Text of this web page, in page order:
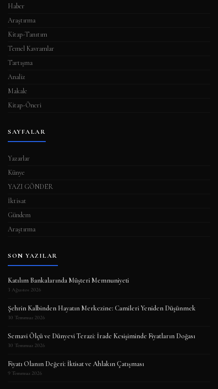
Haber
Araştırma
Kitap-Tanıtım
Temel Kavramlar
Tartışma
Analiz
Makale
Kitap-Öneri
SAYFALAR
Yazarlar
Künye
YAZI GÖNDER
İktisat
Gündem
Araştırma
SON YAZILAR
Katılım Bankalarında Müşteri Memnuniyeti
3 Ağustos 2026
Şehrin Kalbinden Hayatın Merkezine: Camileri Yeniden Düşünmek
30 Temmuz 2026
Semavi Ölçü ve Dünyevi Terazi: İrade Kesişiminde Fiyatların Doğası
30 Temmuz 2026
Fiyatı Olanın Değeri: İktisat ve Ahlakın Çatışması
9 Temmuz 2026